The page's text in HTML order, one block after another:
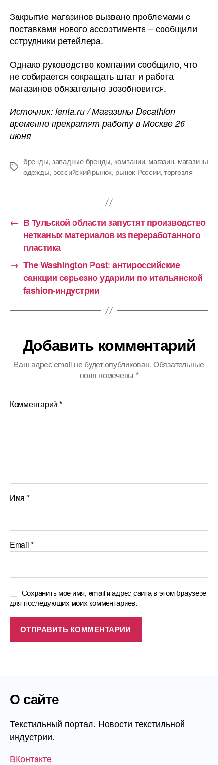
Закрытие магазинов вызвано проблемами с
поставками нового ассортимента – сообщили
сотрудники ретейлера.
Однако руководство компании сообщило, что
не собирается сокращать штат и работа
магазинов обязательно возобновится.
Источник: lenta.ru / Магазины Decathlon
временно прекратят работу в Москве 26
июня
Метки
бренды, западные бренды, компании, магазин, магазины
одежды, российский рынок, рынок России, торговля
← В Тульской области запустят производство
нетканых материалов из переработанного
пластика
→ The Washington Post: антироссийские
санкции серьезно ударили по итальянской
fashion-индустрии
Добавить комментарий
Ваш адрес email не будет опубликован.Обязательные
поля помечены *
Комментарий *
Имя *
Email*
Сохранить моё имя, email и адрес сайта в этом браузере
для последующих моих комментариев.
О сайте
Текстильный портал. Новости текстильной
индустрии.
ВКонтакте